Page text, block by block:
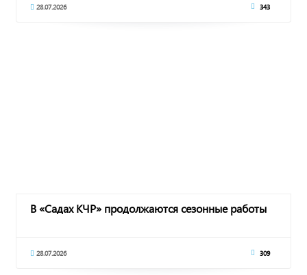
28.07.2026 343
В «Садах КЧР» продолжаются сезонные работы
28.07.2026 309